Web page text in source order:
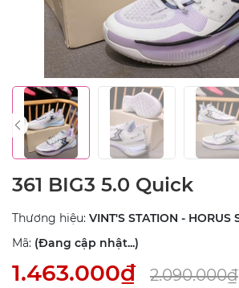
361 BIG3 5.0 Quick
Thương hiệu: VINT'S STATION - HORUS
Mã: (Đang cập nhật...)
1.463.000₫ 2.090.000₫